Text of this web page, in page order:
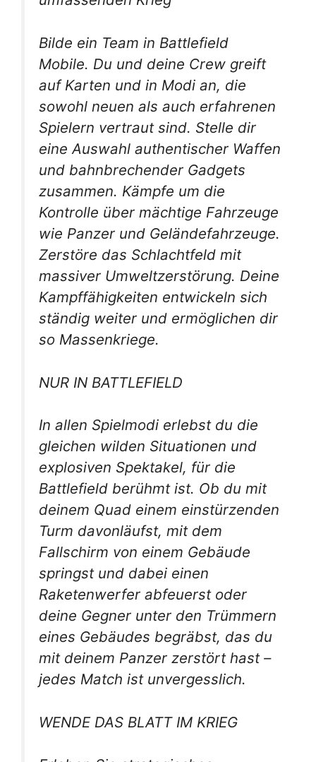
Bilde ein Team in Battlefield
Mobile. Du und deine Crew greift
auf Karten und in Modi an, die
sowohl neuen als auch erfahrenen
Spielern vertraut sind. Stelle dir
eine Auswahl authentischer Waffen
und bahnbrechender Gadgets
zusammen. Kämpfe um die
Kontrolle über mächtige Fahrzeuge
wie Panzer und Geländefahrzeuge.
Zerstöre das Schlachtfeld mit
massiver Umweltzerstörung. Deine
Kampffähigkeiten entwickeln sich
ständig weiter und ermöglichen dir
so Massenkriege.
NUR IN BATTLEFIELD
In allen Spielmodi erlebst du die
gleichen wilden Situationen und
explosiven Spektakel, für die
Battlefield berühmt ist. Ob du mit
deinem Quad einem einstürzenden
Turm davonläufst, mit dem
Fallschirm von einem Gebäude
springst und dabei einen
Raketenwerfer abfeuerst oder
deine Gegner unter den Trümmern
eines Gebäudes begräbst, das du
mit deinem Panzer zerstört hast –
jedes Match ist unvergesslich.
WENDE DAS BLATT IM KRIEG